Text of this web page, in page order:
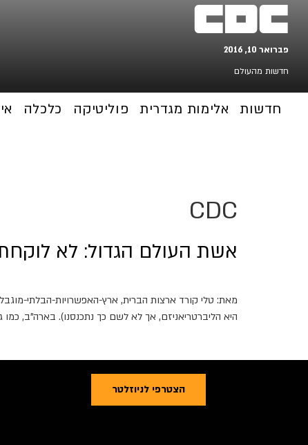
CDC
פברואר 10, 2016
חדשות מהעולם
חדשות אלימות מגדרית פוליטיקה כלכלה
CDC
אשת העולם הגדול: לא
מאת: טלי קורד ארצות הברית, ארץ-האפשרויות-הבלתי-
היא הליברטריאניזם, אך לא לשם כך נתכנסנו). בארה"ב,
הצטרפי לניוזלטר